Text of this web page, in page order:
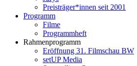
Preisträger*innen seit 2001
Programm
Filme
Programmheft
Rahmenprogramm
Eröffnung 31. Filmschau BW
setUP Media